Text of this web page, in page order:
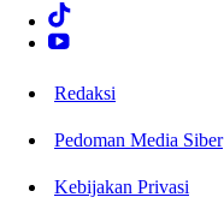
Redaksi
Pedoman Media Siber
Kebijakan Privasi